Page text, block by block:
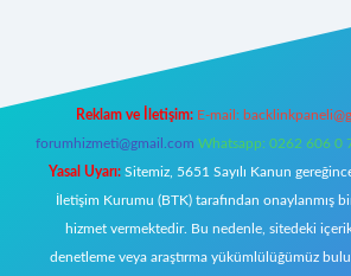
Reklam ve İletişim: E-mail:
forumhizmeti@gmail.com Whatsapp: 0262 606 0
Yasal Uyarı: Sitemiz, 5651 Sayılı Kanun
İletişim Kurumu (BTK) tarafından onaylanmış
hizmet vermektedir. Bu nedenle, sitedeki
denetleme veya araştırma yükümlülüğümüz